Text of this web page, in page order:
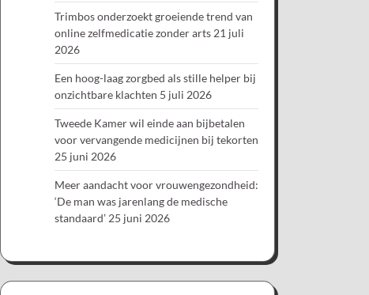
Trimbos onderzoekt groeiende trend van
online zelfmedicatie zonder arts 21 juli
2026
Een hoog-laag zorgbed als stille helper bij
onzichtbare klachten 5 juli 2026
Tweede Kamer wil einde aan bijbetalen
voor vervangende medicijnen bij tekorten
25 juni 2026
Meer aandacht voor vrouwengezondheid:
‘De man was jarenlang de medische
standaard’ 25 juni 2026